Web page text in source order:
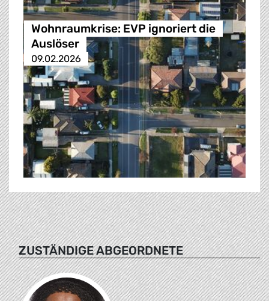
Wohnraumkrise: EVP ignoriert die
Auslöser
09.02.2026
ZUSTÄNDIGE ABGEORDNETE